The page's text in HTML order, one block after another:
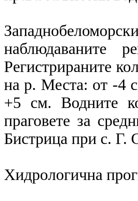
наблюдаваните
Регистрираните
на р. Места: от -4
+5 см. Водните
праговете за
Бистрица при с. Г.
Хидрологична